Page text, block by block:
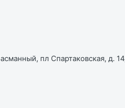
пл Спартаковская, д.